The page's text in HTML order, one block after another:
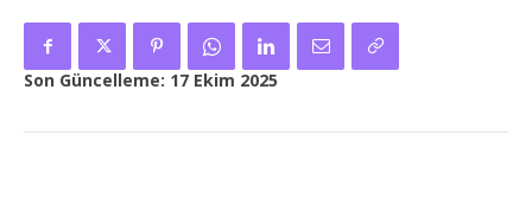
Son Güncelleme: 17 Ekim 2025